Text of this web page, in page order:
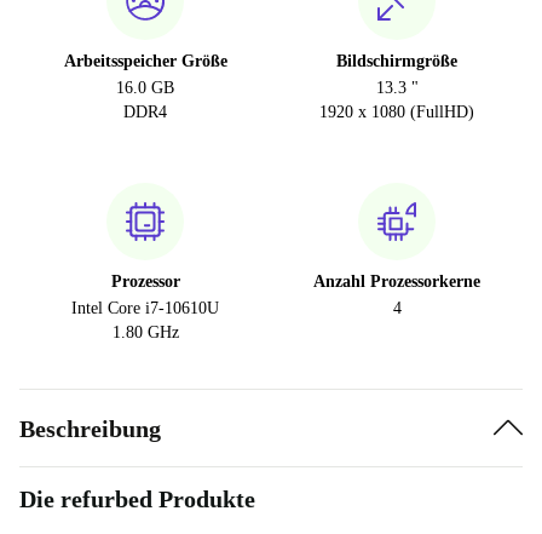
Arbeitsspeicher Größe
16.0 GB
DDR4
Bildschirmgröße
13.3 "
1920 x 1080 (FullHD)
Prozessor
Intel Core i7-10610U
1.80 GHz
Anzahl Prozessorkerne
4
Beschreibung
Die refurbed Produkte